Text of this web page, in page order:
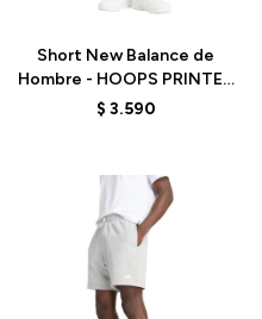
Short New Balance de
Hombre - HOOPS PRINTED
- MS44588BK - BLACK
$ 3.590